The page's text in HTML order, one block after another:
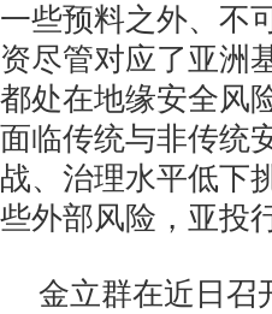
一些预料之外、不
资尽管对应了亚洲
都处在地缘安全风
面临传统与非传统
战、治理水平低下
些外部风险，亚投
金立群在近日召